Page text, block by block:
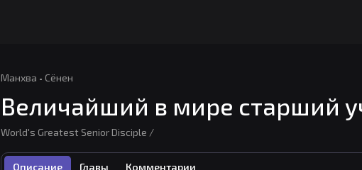
Манхва · Сёнен
Величайший в мире старший
World's Greatest Senior Disciple /
Описание Главы Комментарии